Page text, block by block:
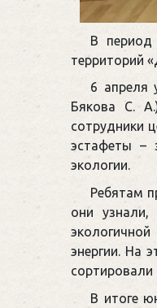
В
территорий
6 апреля
Бякова С.
сотрудники
эстафеты –
экологии.
Ребятам
они
энергии. На
В итоге